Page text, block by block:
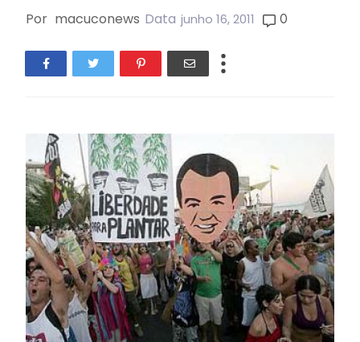
Por macuconews Data junho 16, 2011 0